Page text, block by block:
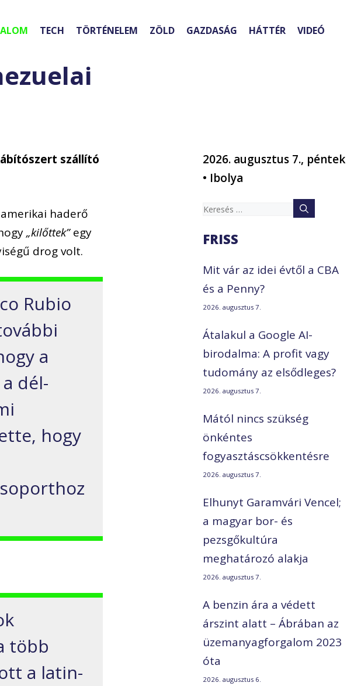
TECH TÖRTÉNELEM ZÖLD GAZDASÁG HÁTTÉR VIDEÓ
szállító
haderő
„kilőttek”egy
drog volt.
Rubio
a
dél-
hogy
több
a latin-
2026. augusztus 7., péntek
• Ibolya
Keresés:
FRISS
Mit vár az idei évtől a CBA
és a Penny?
2026. augusztus 7.
Átalakul a Google AI-
birodalma: A profit vagy
tudomány az elsődleges?
2026. augusztus 7.
Mától nincs szükség
önkéntes
fogyasztáscsökkentésre
2026. augusztus 7.
Elhunyt Garamvári Vencel;
a magyar bor- és
pezsgőkultúra
meghatározó alakja
2026. augusztus 7.
A benzin ára a védett
árszint alatt – Ábrában az
üzemanyagforgalom 2023
óta
2026. augusztus 6.